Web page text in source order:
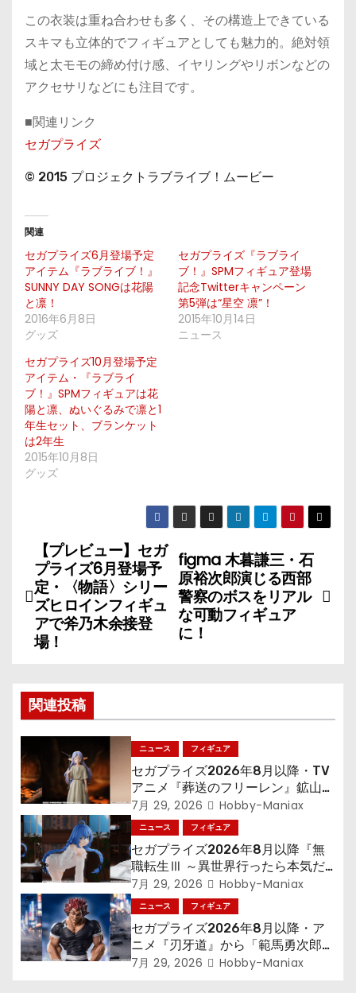
この衣装は重ね合わせも多く、その構造上できている
スキマも立体的でフィギュアとしても魅力的。絶対領
域と太モモの締め付け感、イヤリングやリボンなどの
アクセサリなどにも注目です。
■関連リンク
セガプライズ
© 2015 プロジェクトラブライブ！ムービー
関連
セガプライズ6月登場予定
アイテム『ラブライブ！』
SUNNY DAY SONGは花陽
と凛！
2016年6月8日
グッズ
セガプライズ『ラブライ
ブ！』SPMフィギュア登場
記念Twitterキャンペーン
第5弾は“星空 凛”！
2015年10月14日
ニュース
セガプライズ10月登場予定
アイテム・『ラブライ
ブ！』SPMフィギュアは花
陽と凛、ぬいぐるみで凛と1
年生セット、ブランケット
は2年生
2015年10月8日
グッズ
投
稿
ナ
ビ
ゲ
ー
シ
ョ
ン
figma 木暮謙三・石
原裕次郎演じる西部
警察のボスをリアル
な可動フィギュア
に！
【プレビュー】セガ
プライズ6月登場予
定・〈物語〉シリー
ズヒロインフィギュ
アで斧乃木余接登
場！
関連投稿
ニュース フィギュア
セガプライズ2026年8月以降・TV
アニメ『葬送のフリーレン』鉱山で
300年働くことになっっちゃった
「フリーレン」を立体化！
7月 29, 2026 Hobby-Maniax
ニュース フィギュア
セガプライズ2026年8月以降『無
職転生Ⅲ ～異世界行ったら本気だ
す～』から「ロキシー」のフィギュ
アが登場！
7月 29, 2026 Hobby-Maniax
ニュース フィギュア
セガプライズ2026年8月以降・ア
ニメ『刃牙道』から「範馬勇次郎」
が登場ッッ!!
7月 29, 2026 Hobby-Maniax